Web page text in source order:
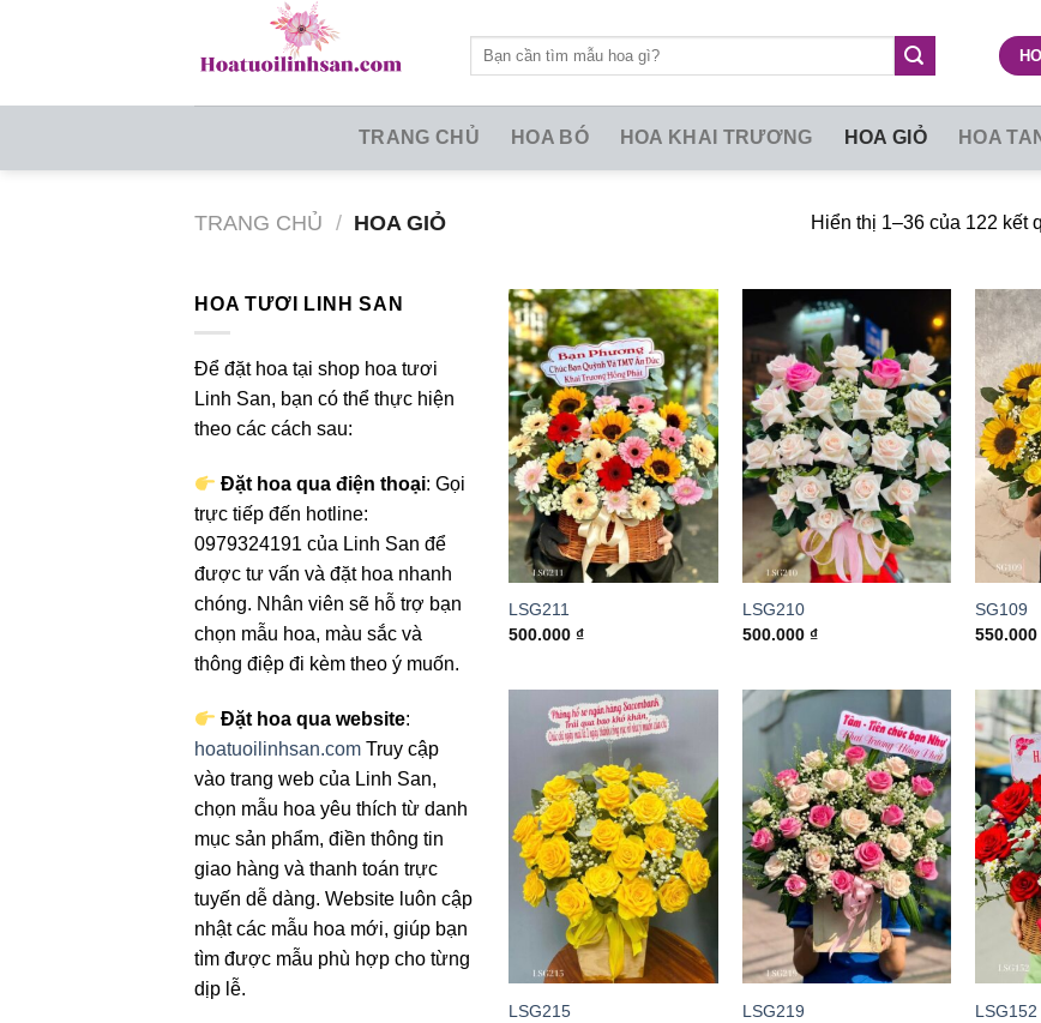
Tìm
kiếm:
TRANG CHỦ HOA BÓ HOA KHAI TRƯƠNG HOA GIỎ HOA
TRANG CHỦ / HOA GIỎ Hiển thị 1–36 của 122 kết
HOA TƯƠI LINH SAN
Để đặt hoa tại shop hoa tươi
Linh San, bạn có thể thực hiện
theo các cách sau:
Đặt hoa qua điện thoại: Gọi
trực tiếp đến hotline:
0979324191 của Linh San để
được tư vấn và đặt hoa nhanh
chóng. Nhân viên sẽ hỗ trợ bạn
chọn mẫu hoa, màu sắc và
thông điệp đi kèm theo ý muốn.
Đặt hoa qua website:
hoatuoilinhsan.com Truy cập
vào trang web của Linh San,
chọn mẫu hoa yêu thích từ danh
mục sản phẩm, điền thông tin
giao hàng và thanh toán trực
tuyến dễ dàng. Website luôn cập
nhật các mẫu hoa mới, giúp bạn
tìm được mẫu phù hợp cho từng
dịp lễ.
LSG211
500.000₫
LSG210
500.000 ₫
SG109
LSG215
LSG219
LSG152